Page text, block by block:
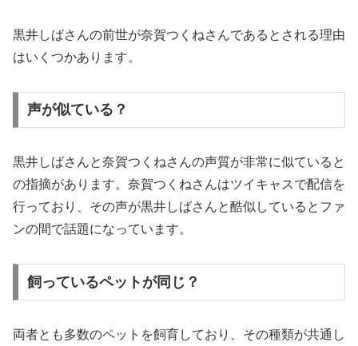
黒井しばさんの前世が奈賀つくねさんであるとされる理由
はいくつかあります。
声が似ている？
黒井しばさんと奈賀つくねさんの声質が非常に似ていると
の指摘があります。奈賀つくねさんはツイキャスで配信を
行っており、その声が黒井しばさんと酷似しているとファ
ンの間で話題になっています。
飼っているペットが同じ？
両者とも多数のペットを飼育しており、その種類が共通し